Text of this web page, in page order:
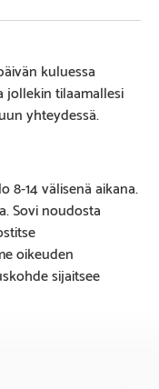
kuluessa
jollekin tilaamallesi
yhteydessä.
14 välisenä aikana.
Sovi noudosta
oikeuden
sijaitsee